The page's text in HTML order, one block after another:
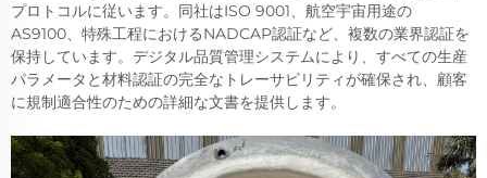
プロトコルに従います。同社はISO 9001、航空宇宙用途の
AS9100、特殊工程におけるNADCAP認証など、複数の業界認証を
保持しています。デジタル品質管理システムにより、すべての生産
パラメータと材料認証の完全なトレーサビリティが確保され、顧客
に規制適合性のための詳細な文書を提供します。